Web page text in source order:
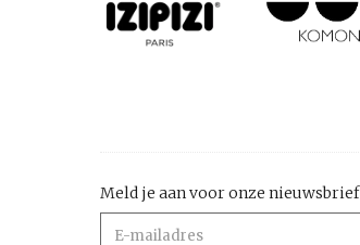
Meld je aan voor onze nieuwsbrief